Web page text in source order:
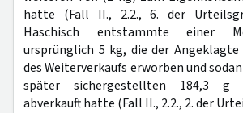
hatte (Fall II., 2.2., 6. der
Haschisch entstammte einer
ursprünglich 5 kg, die der Angeklagte
des Weiterverkaufs erworben und
später sichergestellten 184,3 g
abverkauft hatte (Fall II., 2.2., 2. der